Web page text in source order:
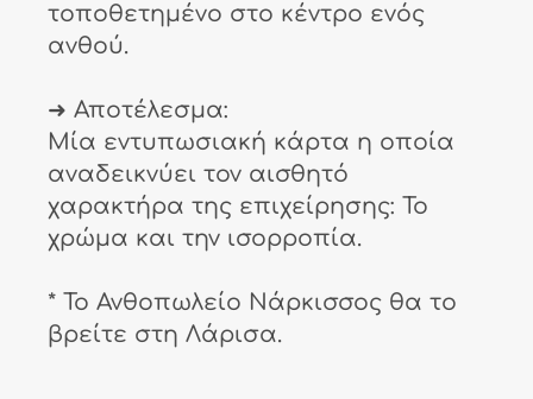
τοποθετημένο στο κέντρο ενός
ανθού.
➜ Αποτέλεσμα:
Μία εντυπωσιακή κάρτα η οποία
αναδεικνύει τον αισθητό
χαρακτήρα της επιχείρησης: Το
χρώμα και την ισορροπία.
* Το Ανθοπωλείο Νάρκισσος θα το
βρείτε στη Λάρισα.